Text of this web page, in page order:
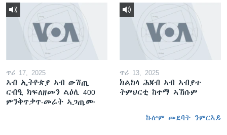
ጥሪ 17, 2025
ኣብ ኢትዮጵያ ኣብ ውሽጢ
ርብዒ ክፍለዘመን ልዕሊ 400
ምንቅጥቃጥ-መሬት ኣጋጢሙ
ጥሪ 13, 2025
ክልከላ ሕጃብ ኣብ ኣብያተ
ትምህርቲ ከተማ ኣኽሱም
ኩሎም መደባት ንምርኣይ